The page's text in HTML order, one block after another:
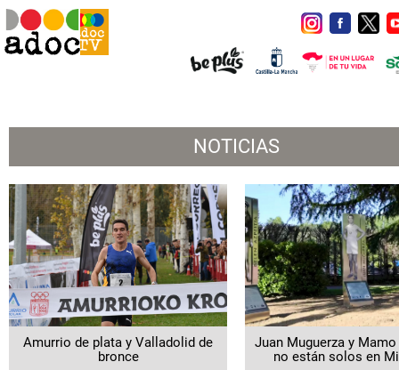
NOTICIAS
Amurrio de plata y Valladolid de
bronce
Juan Muguerza y
no están solos en